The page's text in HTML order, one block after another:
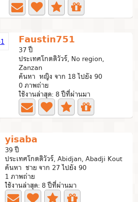
Faustin751
37 ปี
ประเทศโกตดิวัวร์, No region,
Zanzan
ค้นหา หญิง จาก 18 ไปยัง 90
0 ภาพถ่าย
ใช้งานล่าสุด: 8 ปีที่ผ่านมา
yisaba
39 ปี
ประเทศโกตดิวัวร์, Abidjan, Abadji Kout
ค้นหา ชาย จาก 27 ไปยัง 90
1 ภาพถ่าย
ใช้งานล่าสุด: 8 ปีที่ผ่านมา